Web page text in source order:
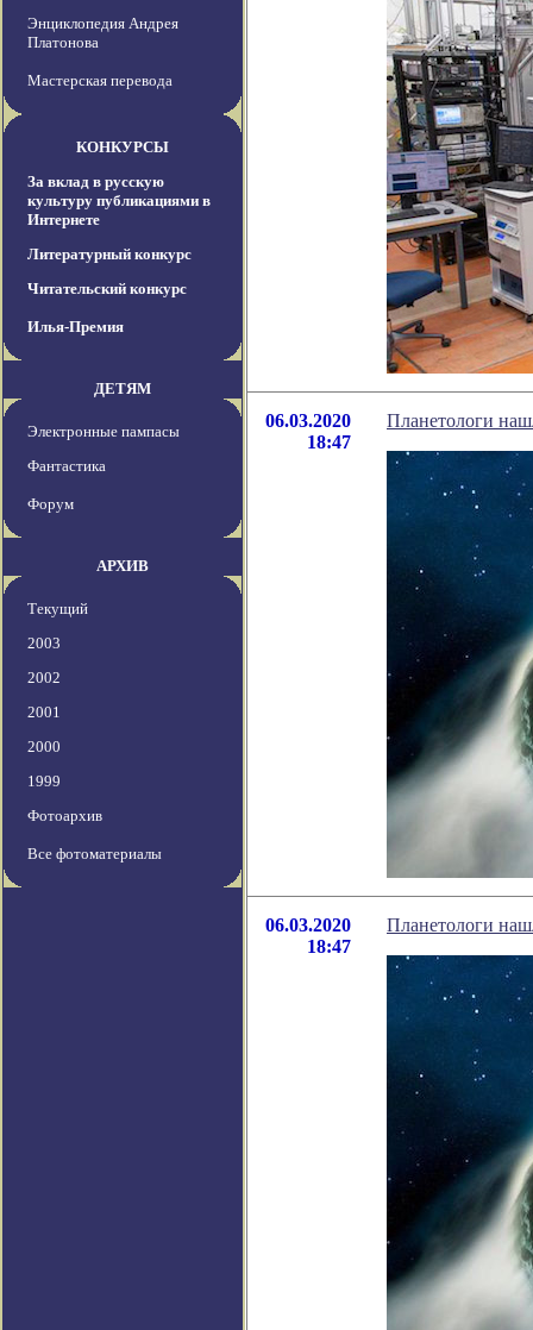
Энциклопедия Андрея
Платонова
Мастерская перевода
КОНКУРСЫ
За вклад в русскую
культуру публикациями в
Интернете
Литературный конкурс
Читательский конкурс
Илья-Премия
ДЕТЯМ
Электронные пампасы
Фантастика
Форум
АРХИВ
Текущий
2003
2002
2001
2000
1999
Фотоархив
Все фотоматериалы
06.03.2020
18:47
Планетологи
06.03.2020
18:47
Планетологи